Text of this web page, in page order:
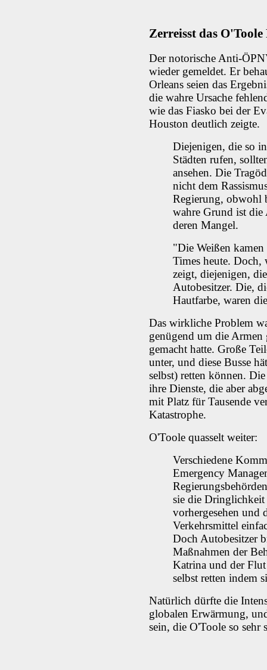
Zerreisst das O'Toole
Der notorische Anti-
wieder gemeldet. Er
Orleans seien das
die wahre Ursache
wie das Fiasko bei der
Houston deutlich zeigte.
Diejenigen, die so
Städten rufen,
ansehen. Die
nicht dem
Regierung, obwohl
wahre Grund ist
deren Mangel.
"Die Weißen
Times heute.
zeigt, diejenigen,
Autobesitzer. Die,
Hautfarbe, waren
Das wirkliche Problem
genügend um die
gemacht hatte. Große
unter, und diese Busse
selbst) retten können.
ihre Dienste, die aber
mit Platz für Tausende
Katastrophe.
O'Toole quasselt weiter:
Verschiedene
Emergency
sie die
vorhergesehen und
Verkehrsmittel
Doch Autobesitzer
Maßnahmen der
Katrina und der
selbst retten indem
Natürlich dürfte die
globalen Erwärmung,
sein, die O'Toole so sehr